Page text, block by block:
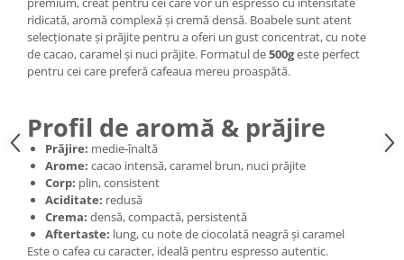
ridicată, aromă complexă și cremă densă. Boabele sunt atent
selecționate și prăjite pentru a oferi un gust concentrat, cu note
de cacao, caramel și nuci prăjite. Formatul de500geste perfect
pentru cei care preferă cafeaua mereu proaspătă.
Profil de aromă & prăjire
Prăjire: medie‑înaltă
Arome: cacao intensă, caramel brun, nuci prăjite
Corp: plin, consistent
Aciditate: redusă
Crema: densă, compactă, persistentă
Aftertaste: lung, cu note de ciocolată neagră și caramel
Este o cafea cu caracter, ideală pentru espresso autentic.